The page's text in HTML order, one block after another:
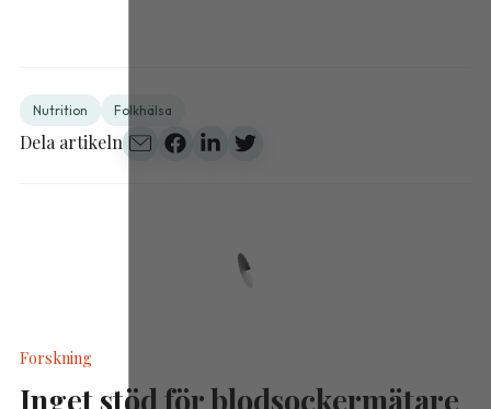
Nutrition Folkhälsa
Dela artikeln
Forskning
Inget stöd för blodsockermätare